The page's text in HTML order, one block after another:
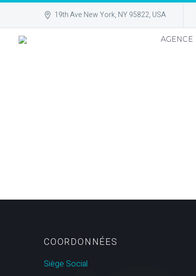
19th Ave New York, NY 95822, USA
AGENCE
COORDONNÉES
Siège Social